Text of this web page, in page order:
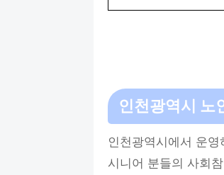
인천광역시 노
인천광역시에서 운
시니어 분들의 사회